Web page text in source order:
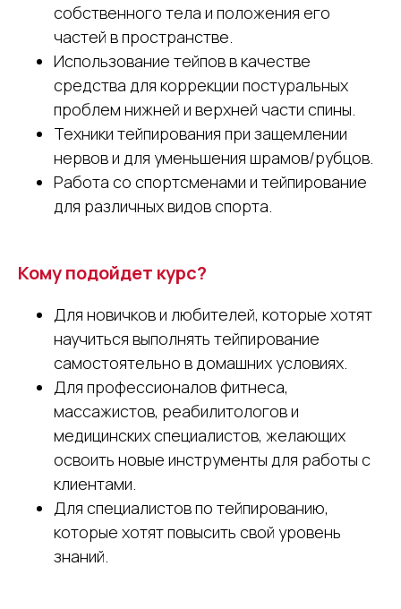
собственного тела и положения его
частей в пространстве.
Использование тейпов в качестве
средства для коррекции постуральных
проблем нижней и верхней части спины.
Техники тейпирования при защемлении
нервов и для уменьшения шрамов/рубцов.
Работа со спортсменами и тейпирование
для различных видов спорта.
Кому подойдет курс?
Для новичков и любителей, которые хотят
научиться выполнять тейпирование
самостоятельно в домашних условиях.
Для профессионалов фитнеса,
массажистов, реабилитологов и
медицинских специалистов, желающих
освоить новые инструменты для работы с
клиентами.
Для специалистов по тейпированию,
которые хотят повысить свой уровень
знаний.